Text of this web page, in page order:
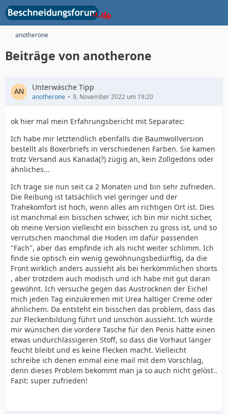
anotherone
Beiträge von anotherone
Unterwäsche Tipp
anotherone 9. November 2022 um 19:20
ok hier mal mein Erfahrungsbericht mit Separatec:
Ich habe mir letztendlich ebenfalls die Baumwollversion
bestellt als Boxerbriefs in verschiedenen Farben. Sie kamen
trotz Versand aus Kanada(?) zügig an, kein Zollgedöns oder
ähnliches...
Ich trage sie nun seit ca 2 Monaten und bin sehr zufrieden.
Die Reibung ist tatsächlich viel geringer und der
Trahekomfort ist hoch, wenn alles am richtigen Ort ist. Dies
ist manchmal ein bisschen schwer, ich bin mir nicht sicher,
ob meine Version vielleicht ein bisschen zu gross ist, und so
verrutschen manchmal die Hoden im dafür passenden
"Fach", aber das empfinde ich als nicht weiter schlimm. Ich
finde sie optisch ein wenig gewöhnungsbedürftig, da die
Front wirklich anders aussieht als bei herkömmlichen shorts
, aber trotzdem auch modisch und ich habe mit gut daran
gewöhnt. Ich versuche gegen das Austrocknen der Eichel
mich jeden Tag einzukremen mit Urea haltiger Creme oder
ähnlichem. Da entsteht ein bisschen das problem, dass das
zur Fleckenbildung führt und unschön aussieht. Ich würde
mir wünschen die vordere Tasche für den Penis hätte einen
etwas undurchlässigeren Stoff, so dass die Vorhaut länger
feucht bleibt und es keine Flecken macht. Vielleicht
schreibe ich denen einmal eine mail mit dem Vorschlag,
denn dieses Problem bekommt man ja so auch nicht gelöst..
Fazit: super zufrieden!